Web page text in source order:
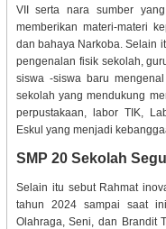
VII serta nara sumber
memberikan materi-materi
dan bahaya Narkoba. Selain
pengenalan fisik sekolah,
siswa -siswa baru
sekolah yang mendukung
perpustakaan, labor TIK,
Eskul yang menjadi
SMP 20 Sekolah
Selain itu sebut Rahmat
tahun 2024 sampai saat
Olahraga, Seni, dan Brandit